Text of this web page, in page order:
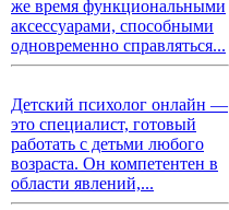
же время функциональными
аксессуарами, способными
одновременно справляться...
Детский психолог онлайн —
это специалист, готовый
работать с детьми любого
возраста. Он компетентен в
области явлений,...